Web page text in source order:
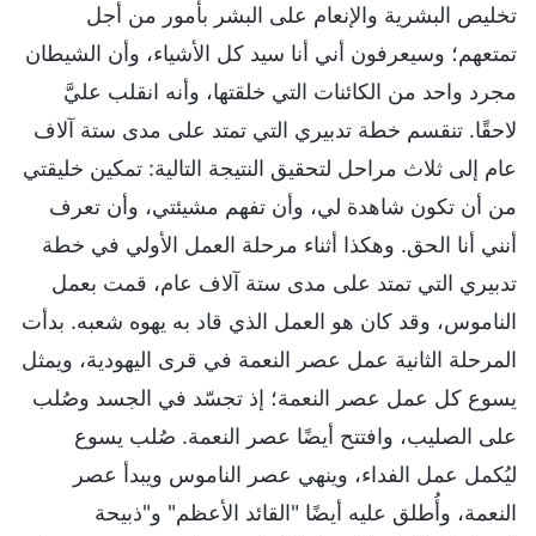
تخليص البشرية والإنعام على البشر بأمور من أجل
تمتعهم؛ وسيعرفون أني أنا سيد كل الأشياء، وأن الشيطان
مجرد واحد من الكائنات التي خلقتها، وأنه انقلب عليَّ
لاحقًا. تنقسم خطة تدبيري التي تمتد على مدى ستة آلاف
عام إلى ثلاث مراحل لتحقيق النتيجة التالية: تمكين خليقتي
من أن تكون شاهدة لي، وأن تفهم مشيئتي، وأن تعرف
أنني أنا الحق. وهكذا أثناء مرحلة العمل الأولي في خطة
تدبيري التي تمتد على مدى ستة آلاف عام، قمت بعمل
الناموس، وقد كان هو العمل الذي قاد به يهوه شعبه. بدأت
المرحلة الثانية عمل عصر النعمة في قرى اليهودية، ويمثل
يسوع كل عمل عصر النعمة؛ إذ تجسّد في الجسد وصُلب
على الصليب، وافتتح أيضًا عصر النعمة. صُلب يسوع
ليُكمل عمل الفداء، وينهي عصر الناموس ويبدأ عصر
النعمة، وأُطلق عليه أيضًا "القائد الأعظم" و"ذبيحة